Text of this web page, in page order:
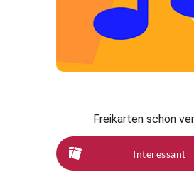
Freikarten schon
Interessant